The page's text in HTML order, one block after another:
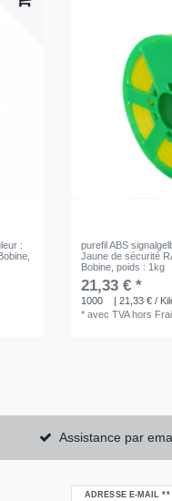
:
purefil ABS
Jaune de sécurité
Bobine , poids : 1kg
21,33 € *
1000
| 21,33 € /
*avec TVAhors
Assistance par
ADRESSE E-MAIL **